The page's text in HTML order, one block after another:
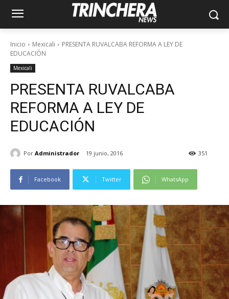
Inicio Mexicali
PRESENTA RUVALCABA REFORMA A LEY DE
EDUCACIÓN
Mexicali
PRESENTA RUVALCABA
REFORMA A LEY DE
EDUCACIÓN
Por Administrador 19 junio, 2016 351
Facebook Twitter WhatsApp